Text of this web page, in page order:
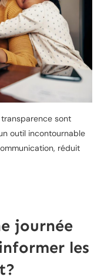
sont
outil incontournable
réduit
journée
les